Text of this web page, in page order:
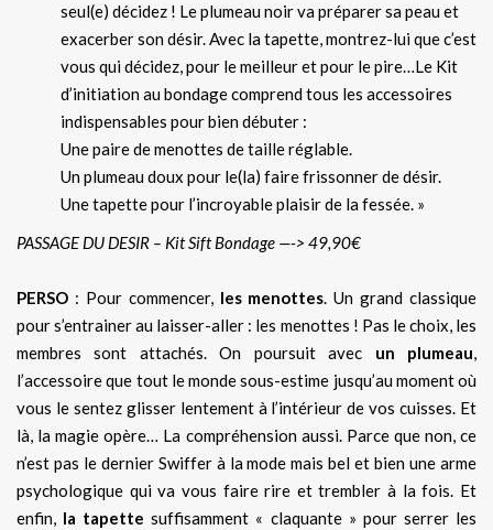
seul(e) décidez ! Le plumeau noir va préparer sa peau et
exacerber son désir. Avec la tapette, montrez-lui que c’est
vous qui décidez, pour le meilleur et pour le pire…Le Kit
d’initiation au bondage comprend tous les accessoires
indispensables pour bien débuter :
Une paire de menottes de taille réglable.
Un plumeau doux pour le(la) faire frissonner de désir.
Une tapette pour l’incroyable plaisir de la fessée. »
PASSAGE DU DESIR – Kit Sift Bondage —-> 49,90€
PERSO : Pour commencer, les menottes. Un grand classique
pour s’entrainer au laisser-aller : les menottes ! Pas le choix, les
membres sont attachés. On poursuit avec un plumeau,
l’accessoire que tout le monde sous-estime jusqu’au moment où
vous le sentez glisser lentement à l’intérieur de vos cuisses. Et
là, la magie opère… La compréhension aussi. Parce que non, ce
n’est pas le dernier Swiffer à la mode mais bel et bien une arme
psychologique qui va vous faire rire et trembler à la fois. Et
enfin, la tapette suffisamment « claquante » pour serrer les